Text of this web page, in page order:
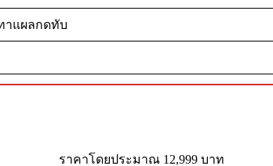
าแผลกดทับ
ราคาโดยประมาณ 12,999 บาท